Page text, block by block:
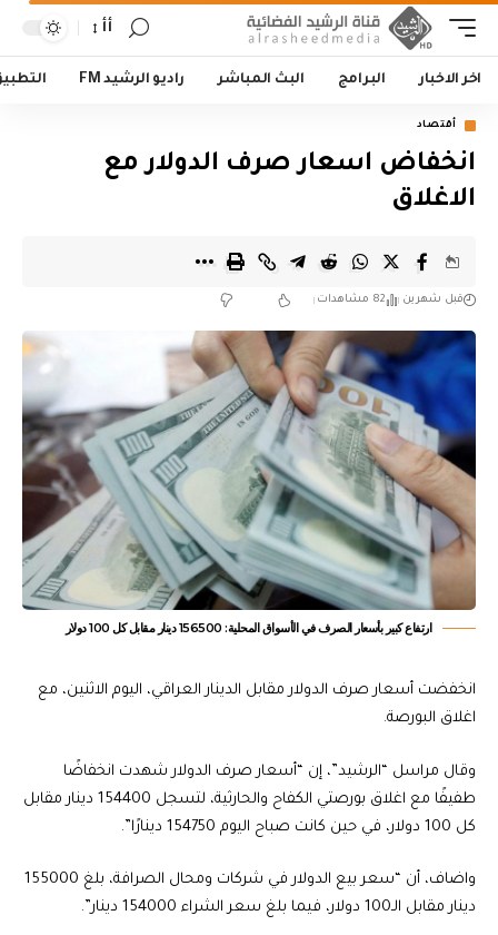
أأ
اخر الاخبار البرامج البث المباشر راديو الرشيد FM
أقتصاد
انخفاض اسعار صرف الدولار مع
الاغلاق
قبل شهرين 82 مشاهدات
ارتفاع كبير بأسعار الصرف في الأسواق المحلية: 156500 دينار مقابل كل 100 دولار
انخفضت أسعار صرف الدولار مقابل الدينار العراقي، اليوم الاثنين، مع
اغلاق البورصة.
وقال مراسل “الرشيد”، إن “أسعار صرف الدولار شهدت انخفاضًا
طفيفًا مع اغلاق بورصتي الكفاح والحارثية، لتسجل 154400 دينار مقابل
كل 100 دولار، في حين كانت صباح اليوم 154750 دينارًا”.
واضاف، أن “سعر بيع الدولار في شركات ومحال الصرافة، بلغ 155000
دينار مقابل الـ100 دولار، فيما بلغ سعر الشراء 154000 دينار”.